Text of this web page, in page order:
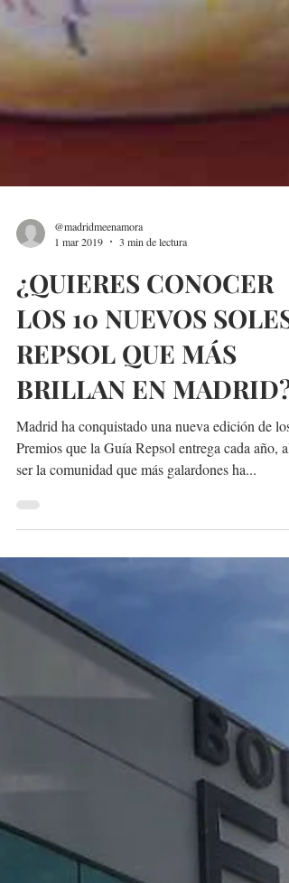
@madridmeenamora
1 mar 2019
3 min de lectura
¿QUIERES CONOCER
LOS 10 NUEVOS SOLES
REPSOL QUE MÁS
BRILLAN EN MADRID?
Madrid ha conquistado una nueva edición de los
Premios que la Guía Repsol entrega cada año, al
ser la comunidad que más galardones ha...